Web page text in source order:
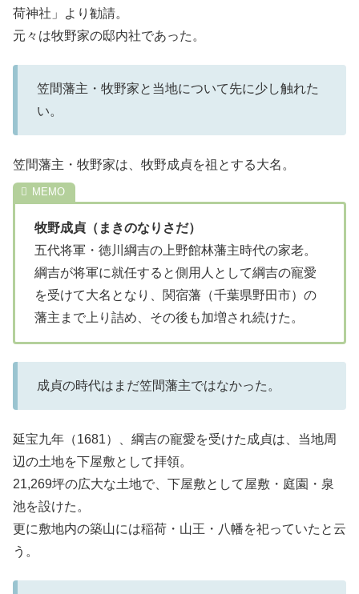
荷神社」より勧請。
元々は牧野家の邸内社であった。
笠間藩主・牧野家と当地について先に少し触れた
い。
笠間藩主・牧野家は、牧野成貞を祖とする大名。
牧野成貞（まきのなりさだ）
五代将軍・徳川綱吉の上野館林藩主時代の家老。
綱吉が将軍に就任すると側用人として綱吉の寵愛
を受けて大名となり、関宿藩（千葉県野田市）の
藩主まで上り詰め、その後も加増され続けた。
成貞の時代はまだ笠間藩主ではなかった。
延宝九年（1681）、綱吉の寵愛を受けた成貞は、当地周
辺の土地を下屋敷として拝領。
21,269坪の広大な土地で、下屋敷として屋敷・庭園・泉
池を設けた。
更に敷地内の築山には稲荷・山王・八幡を祀っていたと云
う。